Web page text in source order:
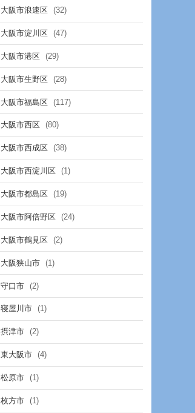
大阪市浪速区 (32)
大阪市淀川区 (47)
大阪市港区 (29)
大阪市生野区 (28)
大阪市福島区 (117)
大阪市西区 (80)
大阪市西成区 (38)
大阪市西淀川区 (1)
大阪市都島区 (19)
大阪市阿倍野区 (24)
大阪市鶴見区 (2)
大阪狭山市 (1)
守口市 (2)
寝屋川市 (1)
摂津市 (2)
東大阪市 (4)
松原市 (1)
枚方市 (1)